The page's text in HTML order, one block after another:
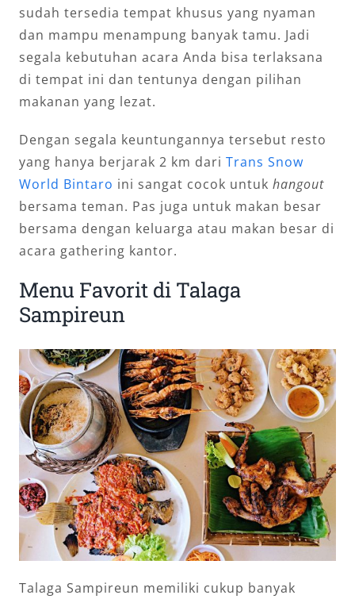
sudah tersedia tempat khusus yang nyaman
dan mampu menampung banyak tamu. Jadi
segala kebutuhan acara Anda bisa terlaksana
di tempat ini dan tentunya dengan pilihan
makanan yang lezat.
Dengan segala keuntungannya tersebut resto
yang hanya berjarak 2 km dari Trans Snow
World Bintaro ini sangat cocok untuk hangout
bersama teman. Pas juga untuk makan besar
bersama dengan keluarga atau makan besar di
acara gathering kantor.
Menu Favorit di Talaga
Sampireun
Talaga Sampireun memiliki cukup banyak